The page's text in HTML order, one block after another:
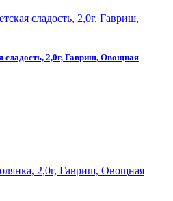
сладость, 2,0г, Гавриш, Овощная